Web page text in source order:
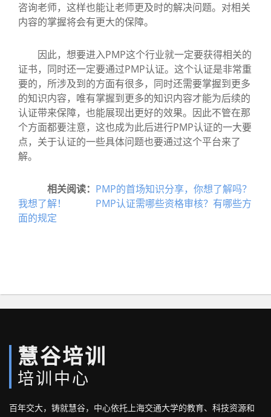
咨询老师，这样也能让老师更及时的解决问题。对相关
内容的掌握将会有更大的保障。
因此，想要进入PMP这个行业就一定要获得相关的
证书，同时还一定要通过PMP认证。这个认证是非常重
要的，所涉及到的方面有很多，同时还需要掌握到更多
的知识内容，唯有掌握到更多的知识内容才能为后续的
认证带来保障，也能展现出更好的效果。因此不管在那
个方面都要注意，这也成为此后进行PMP认证的一大要
点，关于认证的一些具体问题也要通过这个平台来了
解。
相关阅读： PMP的首场知识分享，你想了解吗？
我想了解！
PMP认证需哪些资格审核？有哪些方
面的规定
慧谷培训
培训中心
百年交大，铸就慧谷，中心依托上海交通大学的教育、科技资源和